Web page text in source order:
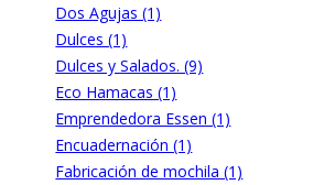
Dos Agujas (1)
Dulces (1)
Dulces y Salados. (9)
Eco Hamacas (1)
Emprendedora Essen (1)
Encuadernación (1)
Fabricación de mochila (1)